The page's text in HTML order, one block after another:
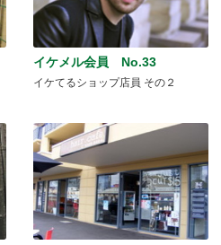
イケメル会員 No.33
イケてるショップ店員 その２